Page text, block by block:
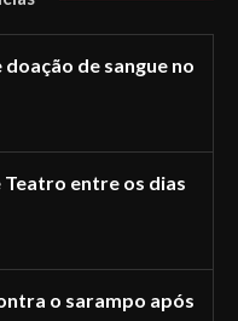
de sangue no
entre os dias
o sarampo após